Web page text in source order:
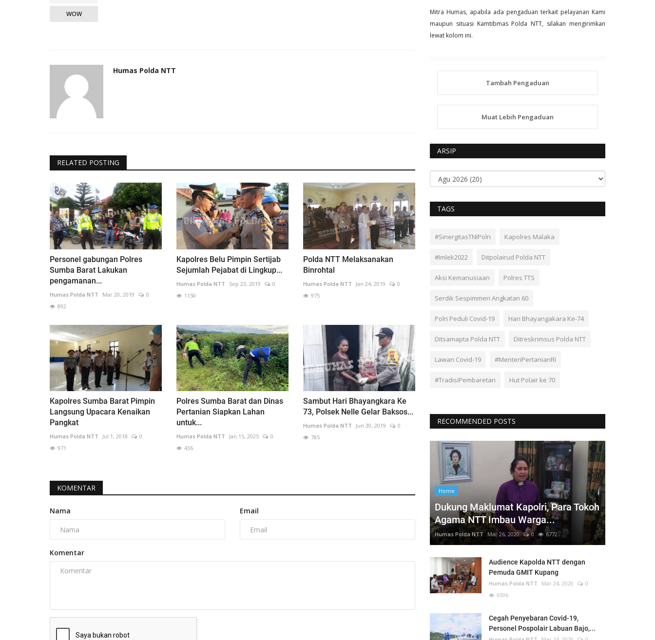
WOW
Humas Polda NTT
RELATED POSTING
Personel gabungan Polres
Sumba Barat Lakukan
pengamanan...
Humas Polda NTT Mar 20, 2019
0
892
Kapolres Belu Pimpin Sertijab
Sejumlah Pejabat di Lingkup...
Humas Polda NTT Sep 23, 2019
0
1150
Polda NTT Melaksanakan
Binrohtal
Humas Polda NTT Jan 24, 2019
0
975
Kapolres Sumba Barat Pimpin
Langsung Upacara Kenaikan
Pangkat
Humas Polda NTT Jul 1, 2018
0
971
Polres Sumba Barat dan Dinas
Pertanian Siapkan Lahan
untuk...
Humas Polda NTT Jan 15, 2025
0
436
Sambut Hari Bhayangkara Ke
73, Polsek Nelle Gelar Baksos...
Humas Polda NTT Jun 30, 2019
0
785
KOMENTAR
Nama Email
Komentar
Mitra Humas, apabila ada pengaduan terkait pelayanan Kami
maupun situasi Kamtibmas Polda NTT, silakan mengirimkan
lewat kolom ini.
Tambah Pengaduan
Muat Lebih Pengaduan
ARSIP
TAGS
#SinergitasTNIPolri Kapolres Malaka
#Imlek2022 Ditpolairud Polda NTT
Aksi Kemanusiaan Polres TTS
Serdik Sespimmen Angkatan 60
Polri Peduli Covid-19 Hari Bhayangakara Ke-74
Ditsamapta Polda NTT Ditreskrimsus Polda NTT
Lawan Covid-19 #MenteriPertanianRI
#TradisiPembaretan Hut Polair ke 70
RECOMMENDED POSTS
Home
Dukung Maklumat Kapolri, Para Tokoh
Agama NTT Imbau Warga...
Humas Polda NTT Mar 26, 2020 0 6772
Audience Kapolda NTT dengan
Pemuda GMIT Kupang
Humas Polda NTT Mar 24, 2020
0
6596
Cegah Penyebaran Covid-19,
Personel Pospolair Labuan Bajo,...